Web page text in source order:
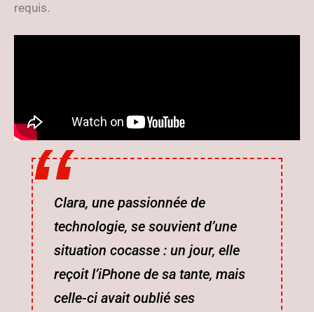
requis.
Clara, une passionnée de
technologie, se souvient d’une
situation cocasse : un jour, elle
reçoit l’iPhone de sa tante, mais
celle-ci avait oublié ses